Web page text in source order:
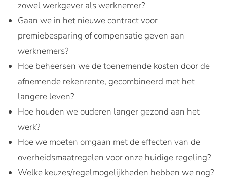
zowel werkgever als werknemer?
Gaan we in het nieuwe contract voor
premiebesparing of compensatie geven aan
werknemers?
Hoe beheersen we de toenemende kosten door de
afnemende rekenrente, gecombineerd met het
langere leven?
Hoe houden we ouderen langer gezond aan het
werk?
Hoe we moeten omgaan met de effecten van de
overheidsmaatregelen voor onze huidige regeling?
Welke keuzes/regelmogelijkheden hebben we nog?